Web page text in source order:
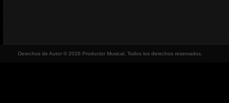
Derechos de Autor © 2026 Productor Musical, Todos los derechos reservados.